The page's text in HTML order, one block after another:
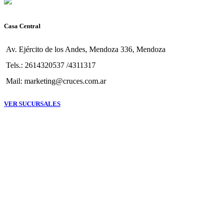
Casa Central
Av. Ejército de los Andes, Mendoza 336, Mendoza
Tels.: 2614320537 /4311317
Mail: marketing@cruces.com.ar
VER SUCURSALES